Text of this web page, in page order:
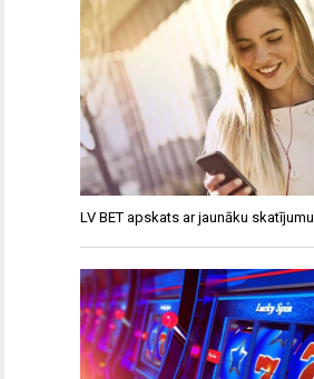
LV BET apskats ar jaunāku skatījumu